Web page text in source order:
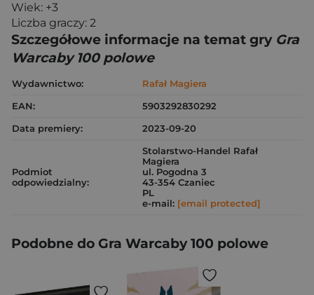
Wiek: +3
Liczba graczy: 2
Szczegółowe informacje na temat gry Gra
Warcaby 100 polowe
Wydawnictwo:
Rafał Magiera
EAN:
5903292830292
Data premiery:
2023-09-20
Podmiot
odpowiedzialny:
Stolarstwo-Handel Rafał
Magiera
ul. Pogodna 3
43-354 Czaniec
PL
e-mail: [email protected]
Podobne do Gra Warcaby 100 polowe